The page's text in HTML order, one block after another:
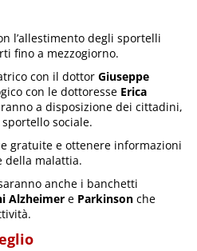
l’allestimento degli sportelli
fino a mezzogiorno.
con il dottor Giuseppe
con le dottoresse Erica
a disposizione dei cittadini,
sociale.
gratuite e ottenere informazioni
della malattia.
anche i banchetti
Alzheimer e Parkinson che